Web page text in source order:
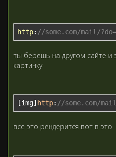
http: //some.com/mail/
ты берешь на другом сайте и
картинку
[img] http: //some.com/
все это рендерится вот в это